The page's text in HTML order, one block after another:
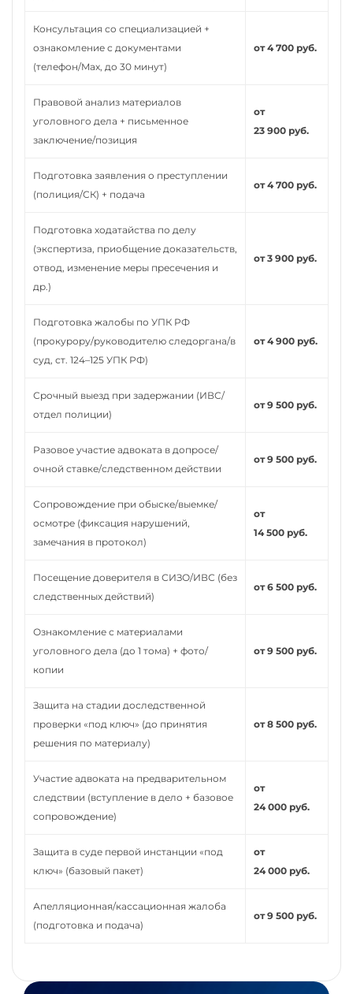
Консультация со специализацией +
ознакомление с документами
(телефон/Max, до 30 минут)
от 4 700 руб.
Правовой анализ материалов
уголовного дела + письменное
заключение/позиция
от
23 900 руб.
Подготовка заявления о преступлении
(полиция/СК) + подача
от 4 700 руб.
Подготовка ходатайства по делу
(экспертиза, приобщение доказательств,
отвод, изменение меры пресечения и
др.)
от 3 900 руб.
Подготовка жалобы по УПК РФ
(прокурору/руководителю следоргана/в
суд, ст. 124–125 УПК РФ)
от 4 900 руб.
Срочный выезд при задержании (ИВС/
отдел полиции)
от 9 500 руб.
Разовое участие адвоката в допросе/
очной ставке/следственном действии
от 9 500 руб.
Сопровождение при обыске/выемке/
осмотре (фиксация нарушений,
замечания в протокол)
от
14 500 руб.
Посещение доверителя в СИЗО/ИВС (без
следственных действий)
от 6 500 руб.
Ознакомление с материалами
уголовного дела (до 1 тома) + фото/
копии
от 9 500 руб.
Защита на стадии доследственной
проверки «под ключ» (до принятия
решения по материалу)
от 8 500 руб.
Участие адвоката на предварительном
следствии (вступление в дело + базовое
сопровождение)
от
24 000 руб.
Защита в суде первой инстанции «под
ключ» (базовый пакет)
от
24 000 руб.
Апелляционная/кассационная жалоба
(подготовка и подача)
от 9 500 руб.